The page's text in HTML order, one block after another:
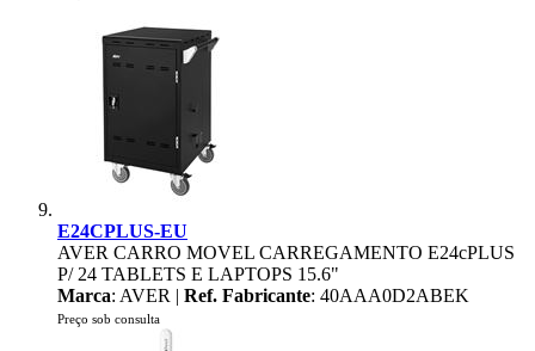
E24CPLUS-EU
AVER CARRO MOVEL CARREGAMENTO E24cPLUS
P/ 24 TABLETS E LAPTOPS 15.6"
Marca: AVER | Ref. Fabricante: 40AAA0D2ABEK
Preço sob consulta